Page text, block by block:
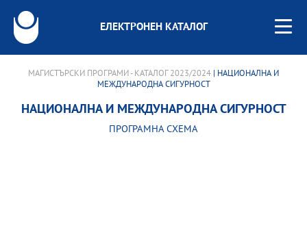
ЕЛЕКТРОНЕН КАТАЛОГ
МАГИСТЪРСКИ ПРОГРАМИ - КАТАЛОГ 2023/2024 | НАЦИОНАЛНА И
МЕЖДУНАРОДНА СИГУРНОСТ
НАЦИОНАЛНА И МЕЖДУНАРОДНА СИГУРНОСТ
ПРОГРАМНА СХЕМА